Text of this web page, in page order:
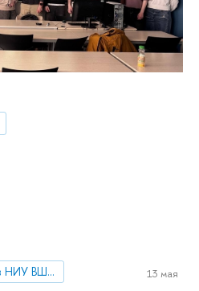
Программа двух дипломов НИУ ВШЭ и Университета Кёнхи «Экономика и политика в Азии»
13 мая